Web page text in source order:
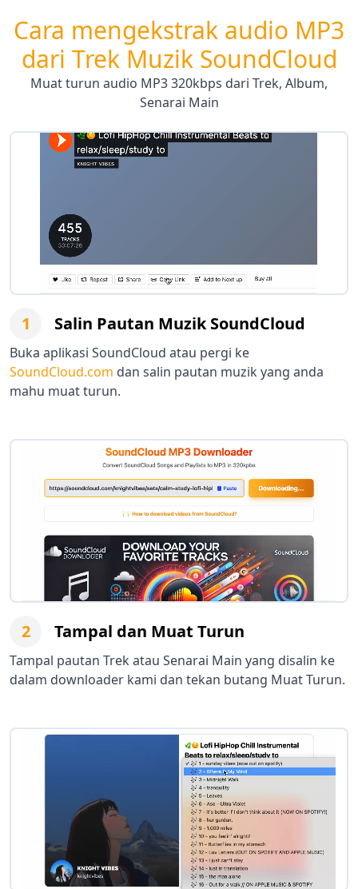
Cara mengekstrak audio MP3
dari Trek Muzik SoundCloud
Muat turun audio MP3 320kbps dari Trek, Album,
Senarai Main
1 Salin Pautan Muzik SoundCloud
Buka aplikasi SoundCloud atau pergi ke
SoundCloud.com dan salin pautan muzik yang anda
mahu muat turun.
2 Tampal dan Muat Turun
Tampal pautan Trek atau Senarai Main yang disalin ke
dalam downloader kami dan tekan butang Muat Turun.